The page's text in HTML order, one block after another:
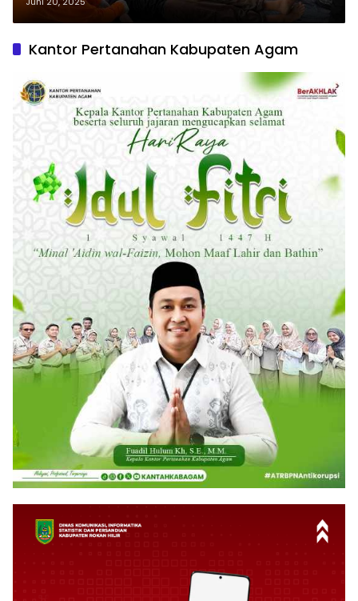
Kantor Pertanahan Kabupaten Agam